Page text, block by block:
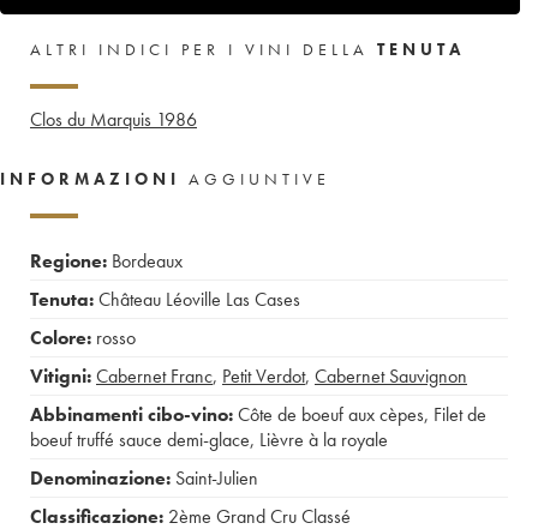
ALTRI INDICI PER I VINI DELLA TENUTA
Clos du Marquis 1986
INFORMAZIONI AGGIUNTIVE
Regione: Bordeaux
Tenuta:Château Léoville Las Cases
Colore: rosso
Vitigni:Cabernet Franc, Petit Verdot, Cabernet Sauvignon
Abbinamenti cibo-vino:Côte de boeuf aux cèpes, Filet de
boeuf truffé sauce demi-glace, Lièvre à la royale
Denominazione: Saint-Julien
Classificazione: 2ème Grand Cru Classé